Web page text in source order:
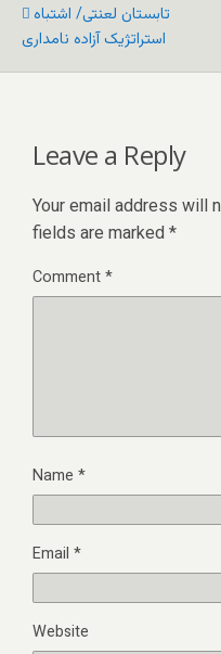
تابستان لعنتی/ اشتباه
استراتژیک آزاده نامداری
Leave a Reply
Your email address will
fields are marked *
Comment*
Name *
Email *
Website